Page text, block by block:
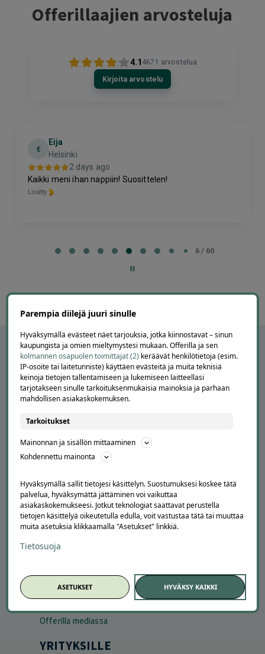
Offerillaajien arvosteluja
4.1 4671 arvostelua
Kirjoita arvostelu
E
Eija
Helsinki
2 days ago
Kaikki meni ihan nappiin! Suosittelen!
Lisätty
6 / 60
APUA JA NEUVOJA
Asiakaspalvelu
Kuinka Offerilla toimii
Usein kysytyt kysymykset
Suosittele Offerillaa
TUTUSTU MEIHIN
Offerilla mediassa
YRITYKSILLE
Parempia diilejä juuri sinulle
Hyväksymällä evästeet näet tarjouksia, jotka kiinnostavat – sinun
kaupungista ja omien mieltymystesi mukaan. Offerilla ja sen
kolmannen osapuolen toimittajat (2) keräävät henkilötietoja (esim.
IP-osoite tai laitetunniste) käyttäen evästeitä ja muita teknisiä
keinoja tietojen tallentamiseen ja lukemiseen laitteellasi
tarjotakseen sinulle tarkoituksenmukaisia mainoksia ja parhaan
mahdollisen asiakaskokemuksen.
Tarkoitukset
Mainonnan ja sisällön mittaaminen
Kohdennettu mainonta
Hyväksymällä sallit tietojesi käsittelyn. Suostumuksesi koskee tätä
palvelua, hyväksymättä jättäminen voi vaikuttaa
asiakaskokemukseesi. Jotkut teknologiat saattavat perustella
tietojen käsittelyä oikeutetulla edulla, voit vastustaa tätä tai muuttaa
muita asetuksia klikkaamalla "Asetukset" linkkiä.
Tietosuoja
ASETUKSET HYVÄKSY KAIKKI